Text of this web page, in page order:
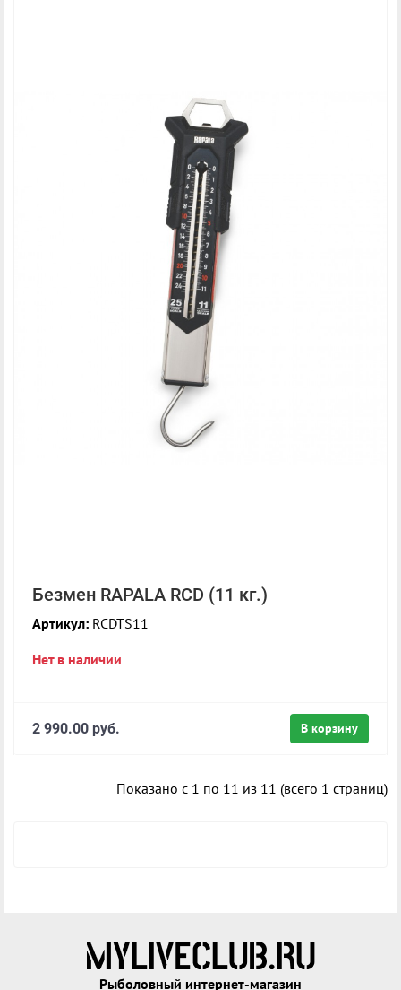
Безмен RAPALA RCD (11 кг.)
Артикул: RCDTS11
Нет в наличии
В корзину
2 990.00 руб.
Показано с 1 по 11 из 11 (всего 1 страниц)
Рыболовный интернет-магазин